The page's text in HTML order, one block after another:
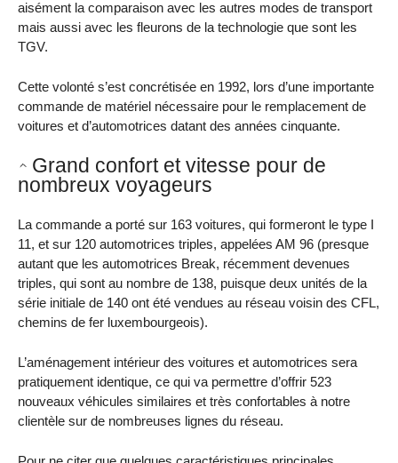
aisément la comparaison avec les autres modes de transport
mais aussi avec les fleurons de la technologie que sont les
TGV.
Cette volonté s’est concrétisée en 1992, lors d’une importante
commande de matériel nécessaire pour le remplacement de
voitures et d’automotrices datant des années cinquante.
Grand confort et vitesse pour de
nombreux voyageurs
La commande a porté sur 163 voitures, qui formeront le type I
11, et sur 120 automotrices triples, appelées AM 96 (presque
autant que les automotrices Break, récemment devenues
triples, qui sont au nombre de 138, puisque deux unités de la
série initiale de 140 ont été vendues au réseau voisin des CFL,
chemins de fer luxembourgeois).
L’aménagement intérieur des voitures et automotrices sera
pratiquement identique, ce qui va permettre d’offrir 523
nouveaux véhicules similaires et très confortables à notre
clientèle sur de nombreuses lignes du réseau.